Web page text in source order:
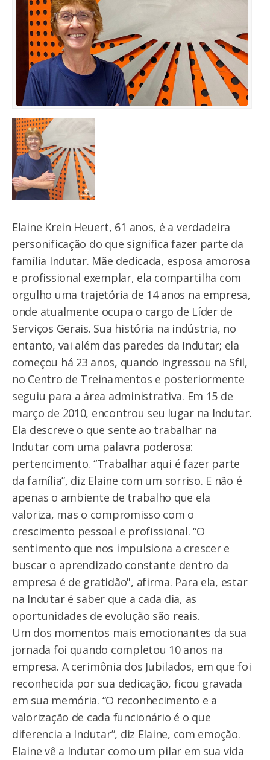
Elaine Krein Heuert, 61 anos, é a verdadeira
personificação do que significa fazer parte da
família Indutar. Mãe dedicada, esposa amorosa
e profissional exemplar, ela compartilha com
orgulho uma trajetória de 14 anos na empresa,
onde atualmente ocupa o cargo de Líder de
Serviços Gerais. Sua história na indústria, no
entanto, vai além das paredes da Indutar; ela
começou há 23 anos, quando ingressou na Sfil,
no Centro de Treinamentos e posteriormente
seguiu para a área administrativa. Em 15 de
março de 2010, encontrou seu lugar na Indutar.
Ela descreve o que sente ao trabalhar na
Indutar com uma palavra poderosa:
pertencimento. “Trabalhar aqui é fazer parte
da família”, diz Elaine com um sorriso. E não é
apenas o ambiente de trabalho que ela
valoriza, mas o compromisso com o
crescimento pessoal e profissional. “O
sentimento que nos impulsiona a crescer e
buscar o aprendizado constante dentro da
empresa é de gratidão", afirma. Para ela, estar
na Indutar é saber que a cada dia, as
oportunidades de evolução são reais.
Um dos momentos mais emocionantes da sua
jornada foi quando completou 10 anos na
empresa. A cerimônia dos Jubilados, em que foi
reconhecida por sua dedicação, ficou gravada
em sua memória. “O reconhecimento e a
valorização de cada funcionário é o que
diferencia a Indutar”, diz Elaine, com emoção.
Elaine vê a Indutar como um pilar em sua vida